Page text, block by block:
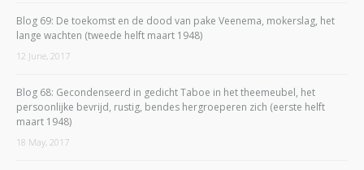
Blog 69: De toekomst en de dood van pake Veenema, mokerslag, het
lange wachten (tweede helft maart 1948)
12 June, 2017
Blog 68: Gecondenseerd in gedicht Taboe in het theemeubel, het
persoonlijke bevrijd, rustig, bendes hergroeperen zich (eerste helft
maart 1948)
18 May, 2017